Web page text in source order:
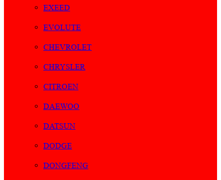
EXEED
EVOLUTE
CHEVROLET
CHRYSLER
CITROEN
DAEWOO
DATSUN
DODGE
DONGFENG